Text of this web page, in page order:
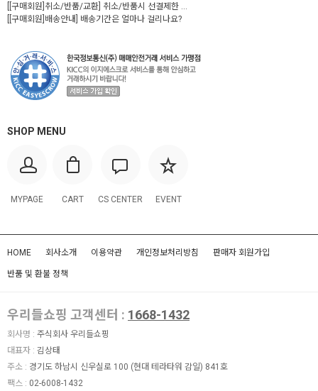
[[구매회원]취소/반품/교환] 취소/반품시 선결제한 ...
[[구매회원]배송안내] 배송기간은 얼마나 걸리나요?
SHOP MENU
MYPAGE CART CS CENTER EVENT
HOME 회사소개 이용약관 개인정보처리방침 판매자 회원가입
반품 및 환불 정책
우리들쇼핑 고객센터 : 1668-1432
회사명 : 주식회사 우리들쇼핑
대표자 : 김상태
주소 : 경기도 하남시 신우실로 100 (현대 테라타워 감일) 841호
팩스 : 02-6008-1432